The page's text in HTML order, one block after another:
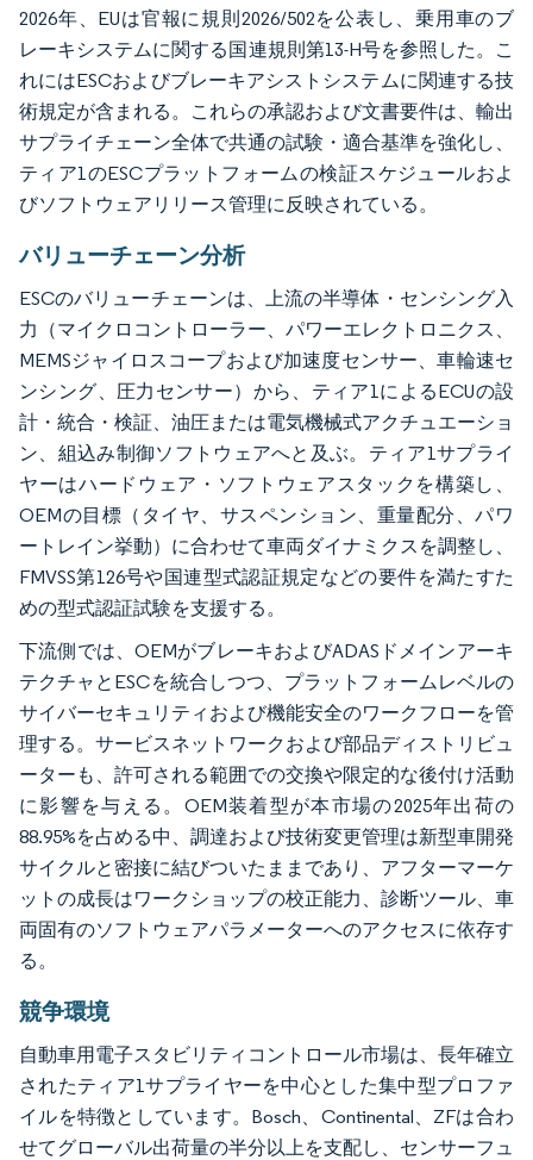
2026年、EUは官報に規則2026/502を公表し、乗用車のブ
レーキシステムに関する国連規則第13-H号を参照した。こ
れにはESCおよびブレーキアシストシステムに関連する技
術規定が含まれる。これらの承認および文書要件は、輸出
サプライチェーン全体で共通の試験・適合基準を強化し、
ティア1のESCプラットフォームの検証スケジュールおよ
びソフトウェアリリース管理に反映されている。
バリューチェーン分析
ESCのバリューチェーンは、上流の半導体・センシング入
力（マイクロコントローラー、パワーエレクトロニクス、
MEMSジャイロスコープおよび加速度センサー、車輪速セ
ンシング、圧力センサー）から、ティア1によるECUの設
計・統合・検証、油圧または電気機械式アクチュエーショ
ン、組込み制御ソフトウェアへと及ぶ。ティア1サプライ
ヤーはハードウェア・ソフトウェアスタックを構築し、
OEMの目標（タイヤ、サスペンション、重量配分、パワ
ートレイン挙動）に合わせて車両ダイナミクスを調整し、
FMVSS第126号や国連型式認証規定などの要件を満たすた
めの型式認証試験を支援する。
下流側では、OEMがブレーキおよびADASドメインアーキ
テクチャとESCを統合しつつ、プラットフォームレベルの
サイバーセキュリティおよび機能安全のワークフローを管
理する。サービスネットワークおよび部品ディストリビュ
ーターも、許可される範囲での交換や限定的な後付け活動
に影響を与える。OEM装着型が本市場の2025年出荷の
88.95%を占める中、調達および技術変更管理は新型車開発
サイクルと密接に結びついたままであり、アフターマーケ
ットの成長はワークショップの校正能力、診断ツール、車
両固有のソフトウェアパラメーターへのアクセスに依存す
る。
競争環境
自動車用電子スタビリティコントロール市場は、長年確立
されたティア1サプライヤーを中心とした集中型プロファ
イルを特徴としています。Bosch、Continental、ZFは合わ
せてグローバル出荷量の半分以上を支配し、センサーフュ